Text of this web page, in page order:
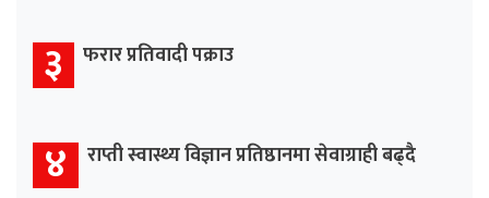
३ फरार प्रतिवादी पक्राउ
४ राप्ती स्वास्थ्य विज्ञान प्रतिष्ठानमा सेवाग्राही बढ्दै